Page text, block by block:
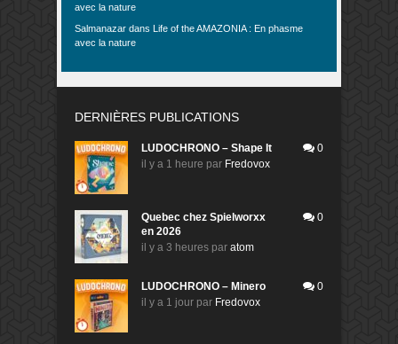
avec la nature
Salmanazar dans
Life of the AMAZONIA : En phasme
avec la nature
DERNIÈRES PUBLICATIONS
LUDOCHRONO – Shape It
il y a 1 heure par Fredovox
0
Quebec chez Spielworxx
en 2026
il y a 3 heures par atom
0
LUDOCHRONO – Minero
il y a 1 jour par Fredovox
0